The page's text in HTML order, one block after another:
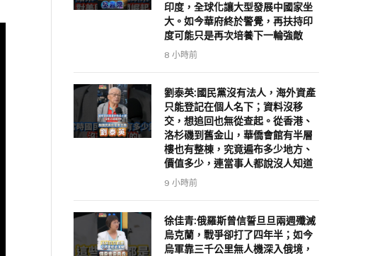
印度，全球化讓大型發展中國家坐
大。如今華府終於警覺，再扶持印
度可能只是再次培養下一輪強敵
8 小時前
劉泰英:國民黨沒有法人，海外資產
只能登記在個人名下；資料沒移
交，想追回也無從查起。從香港、
洛杉磯到舊金山，華僑會館有半層
樓也有整棟，究竟遍布多少地方、
價值多少，連當事人都說沒人知道
9 小時前
徐佳青:俄羅斯曾信誓旦旦兩週殲滅
烏克蘭，戰爭卻打了四年半；如今
烏軍靠三千公里無人機深入俄境，